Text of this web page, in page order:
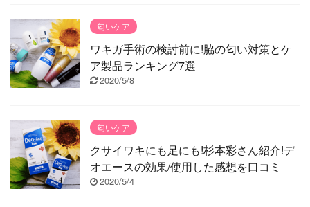
匂いケア
ワキガ手術の検討前に!脇の匂い対策とケ
ア製品ランキング7選
2020/5/8
匂いケア
クサイワキにも足にも!杉本彩さん紹介!デ
オエースの効果/使用した感想を口コミ
2020/5/4